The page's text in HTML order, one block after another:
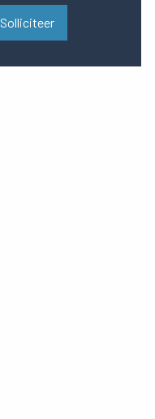
Solliciteer